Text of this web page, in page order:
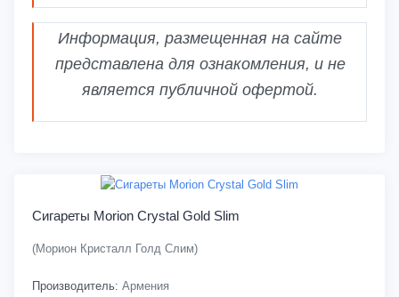
Информация, размещенная на сайте
представлена для ознакомления, и не
является публичной офертой.
Сигареты Morion Crystal Gold Slim
(Морион Кристалл Голд Слим)
Производитель: Армения